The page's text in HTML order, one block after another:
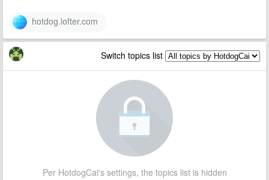
hotdog.lofter.com
Switch topics list
Per HotdogCai's settings, the topics list is hidden